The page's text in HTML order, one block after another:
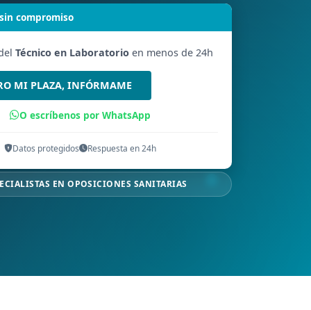
compromiso
Técnico en Laboratorio en menos de 24h
MI PLAZA, INFÓRMAME
O escríbenos por WhatsApp
Datos protegidos Respuesta en 24h
EN OPOSICIONES SANITARIAS